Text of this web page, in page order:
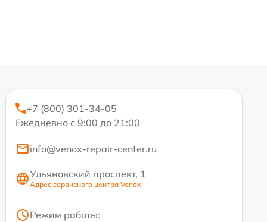
+7 (800) 301-34-05
Ежедневно с 9:00 до 21:00
info@venox-repair-center.ru
Ульяновский проспект, 1
Адрес сервисного центра Venox
Режим работы: